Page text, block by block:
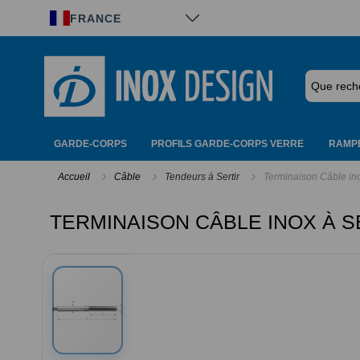
FRANCE
GARDE-CORPS PROFILS GARDE-CORPS VERRE
Accueil Câble Tendeurs à Sertir Terminaison Câble
TERMINAISON CÂBLE INOX À
fin
Panneau de gestion des cookies